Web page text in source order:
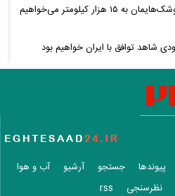
امام‌ جمعه اهواز: با افزایش برد موشک‌هایمان به ۱۵ هزار کیلومتر می‌خواهیم
شاهد توافق با ایران خواهیم بود
و اسرائیل؛ بدون توافق، بدون
اقتصادی را بهبود بخشید
بازنشستگی اعلام شد
پیوندها جستجو آرشیو
آب و هوا
نظرسنجی rss